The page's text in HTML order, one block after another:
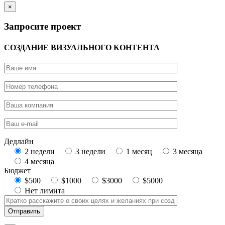
×
Запросите проект
СОЗДАНИЕ ВИЗУАЛЬНОГО КОНТЕНТА
Дедлайн
2 недели
3 недели 1 месяц
3 месяца
4 месяца
Бюджет
$500
$1000 $3000
$5000
Нет лимита